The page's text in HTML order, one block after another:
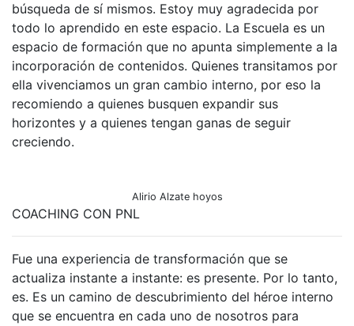
búsqueda de sí mismos. Estoy muy agradecida por
todo lo aprendido en este espacio. La Escuela es un
espacio de formación que no apunta simplemente a la
incorporación de contenidos. Quienes transitamos por
ella vivenciamos un gran cambio interno, por eso la
recomiendo a quienes busquen expandir sus
horizontes y a quienes tengan ganas de seguir
creciendo.
Alirio Alzate hoyos
COACHING CON PNL
Fue una experiencia de transformación que se
actualiza instante a instante: es presente. Por lo tanto,
es. Es un camino de descubrimiento del héroe interno
que se encuentra en cada uno de nosotros para